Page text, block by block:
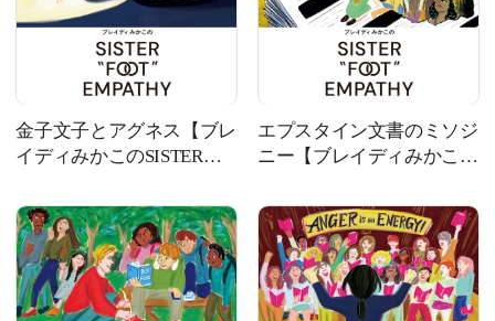
金子文子とアグネス【ブレ
イディみかこのSISTER
エプスタイン文書のミソジ
ニー【ブレイディみかこの
EMPATHY】